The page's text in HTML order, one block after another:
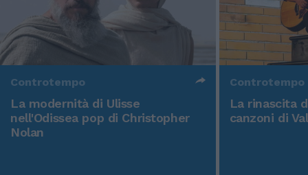
Controtempo
La modernità di Ulisse
nell'Odissea pop di Christopher
Nolan
Controtempo
La rinascita
canzoni di